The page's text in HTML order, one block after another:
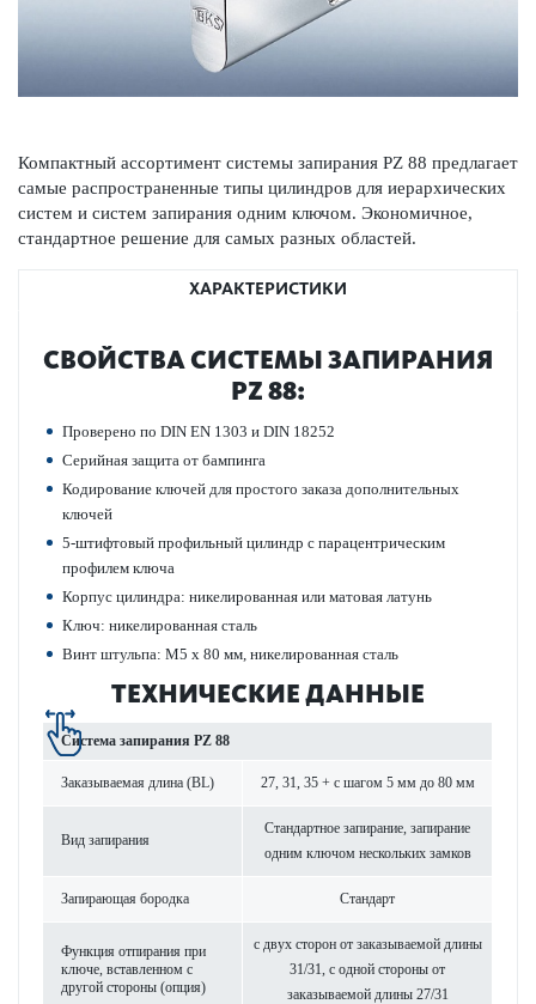
Компактный ассортимент сис­темы запирания PZ 88 предлагает
самые распрос­траненные типы цилиндров для иер­архических
систем и систем запирания одним ключом. Экономичное,
стандартное решение для самых разных обла­стей.
ХАРАКТЕРИСТИКИ
СВОЙСТВА СИС­ТЕМЫ ЗАПИРАНИЯ
PZ 88:
Проверено по DIN EN 1303 и DIN 18252
Сер­ийная защита от бампинга
Кодирование ключей для про­с­того заказа дополнительных
ключей
5-штифтовый профильный цилиндр с пар­ацентрическим
профилем ключа
Корпус цилиндра: никелированная или мат­овая латунь
Ключ: никелированная сталь
Винт штульпа: M5 x 80 мм, никелированная сталь
ТЕХНИЧЕСКИЕ ДАННЫЕ
Сис­тема запирания PZ 88
Заказываемая длина (BL) 27, 31, 35 + с шагом 5 мм до 80 мм
Вид запирания
Стандартное запирание, запирание
одним ключом нес­кольких замков
Запи­рающая бор­одка Стандарт
Функция отпирания при
ключе, встав­ленном с
другой стороны (опция)
с двух сторон от заказываемой длины
31/31, с одной стороны от
заказываемой длины 27/31